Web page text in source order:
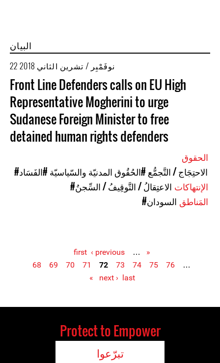
البيان
22 نوفَمْبِر / تشرين الثاني 2018
Front Line Defenders calls on EU High
Representative Mogherini to urge
Sudanese Foreign Minister to free
detained human rights defenders
#الاحتِجَاج / التَّجمُّع #الحُقُوق المدنيّة والسّياسيّة #الفَسَاد
#الاعتِقالُ / التَّوقِيفُ / السِّجنُ
#السودان
Pages
« first
‹ previous
…
68
69 70 71 72 73 74 75 76
…
next › last »
Protect to Empower
تبرّعوا